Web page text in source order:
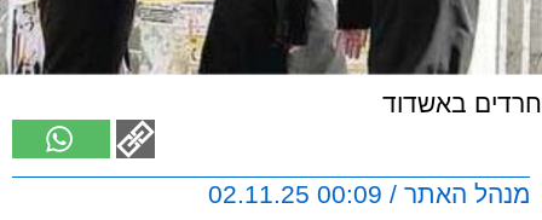
חרדים באשדוד
מנהל האתר / 00:09 02.11.25